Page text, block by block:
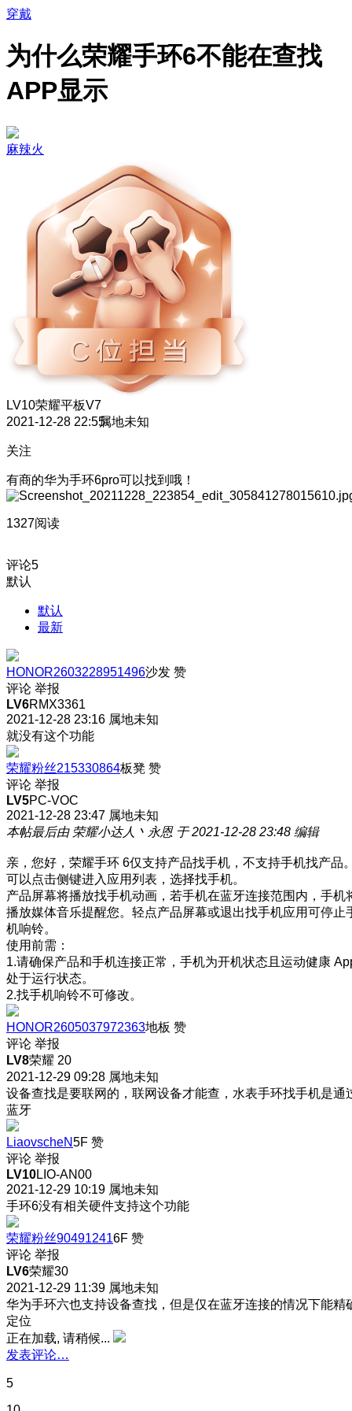
穿戴
为什么荣耀手环6不能在查找
APP显示
麻辣火
LV10荣耀平板V7
2021-12-28 22:55属地未知
关注
有商的华为手环6pro可以找到哦！
1327阅读
评论5
默认
默认
最新
HONOR2603228951496沙发 赞
评论 举报
LV6RMX3361
2021-12-28 23:16 属地未知
就没有这个功能
荣耀粉丝215330864板凳 赞
评论 举报
LV5PC-VOC
2021-12-28 23:47 属地未知
本帖最后由 荣耀小达人丶永恩 于 2021-12-28 23:48 编辑
亲，您好，荣耀手环 6仅支持产品找手机，不支持手机找产品
可以点击侧键进入应用列表，选择找手机。
产品屏幕将播放找手机动画，若手机在蓝牙连接范围内，手机
播放媒体音乐提醒您。轻点产品屏幕或退出找手机应用可停止
机响铃。
使用前需：
1.请确保产品和手机连接正常，手机为开机状态且运动健康
处于运行状态。
2.找手机响铃不可修改。
HONOR2605037972363地板 赞
评论 举报
LV8荣耀 20
2021-12-29 09:28 属地未知
设备查找是要联网的，联网设备才能查，水表手环找手机是通
蓝牙
LiaovscheN5F 赞
评论 举报
LV10LIO-AN00
2021-12-29 10:19 属地未知
手环6没有相关硬件支持这个功能
荣耀粉丝904912416F 赞
评论 举报
LV6荣耀30
2021-12-29 11:39 属地未知
华为手环六也支持设备查找，但是仅在蓝牙连接的情况下能精
定位
正在加载, 请稍候...
发表评论…
5